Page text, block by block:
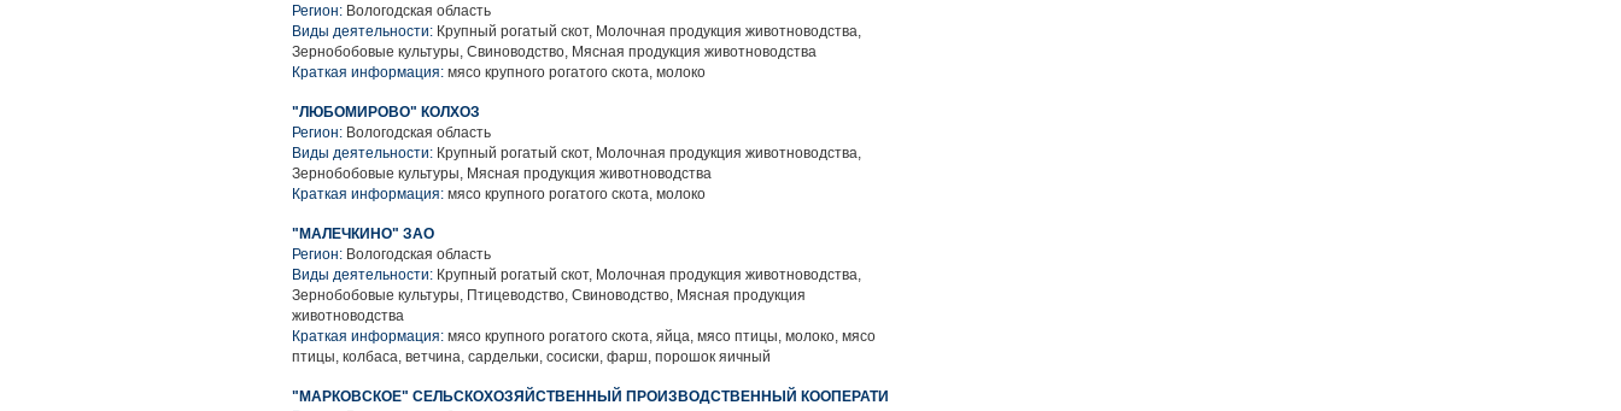
Регион: Вологодская область
Виды деятельности: Крупный рогатый скот, Молочная продукция животноводства,
Зернобобовые культуры, Свиноводство, Мясная продукция животноводства
Краткая информация: мясо крупного рогатого скота, молоко
"ЛЮБОМИРОВО" КОЛХОЗ
Регион: Вологодская область
Виды деятельности: Крупный рогатый скот, Молочная продукция животноводства,
Зернобобовые культуры, Мясная продукция животноводства
Краткая информация: мясо крупного рогатого скота, молоко
"МАЛЕЧКИНО" ЗАО
Регион: Вологодская область
Виды деятельности: Крупный рогатый скот, Молочная продукция животноводства,
Зернобобовые культуры, Птицеводство, Свиноводство, Мясная продукция
животноводства
Краткая информация: мясо крупного рогатого скота, яйца, мясо птицы, молоко, мясо
птицы, колбаса, ветчина, сардельки, сосиски, фарш, порошок яичный
"МАРКОВСКОЕ" СЕЛЬСКОХОЗЯЙСТВЕННЫЙ ПРОИЗВОДСТВЕННЫЙ КООПЕРАТИ